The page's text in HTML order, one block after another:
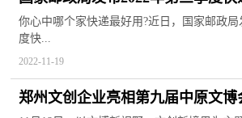
查 京东荣登榜首
你心中哪个家快递最好用?近日，国家邮政
度快...
2022-11-19
郑州文创企业亮相第九届中原文博